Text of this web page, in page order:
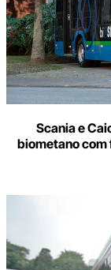
Scania e
biometano